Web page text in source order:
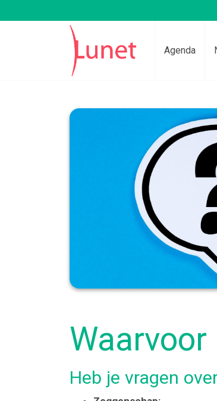
Agenda
Lees voor
Heb je vragen